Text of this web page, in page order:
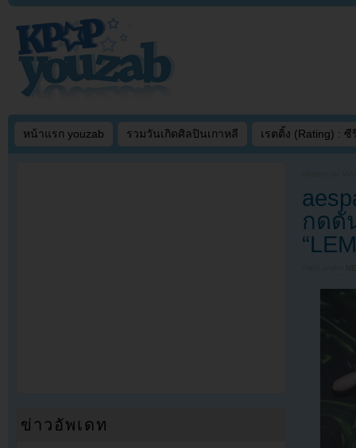
หน้าแรก youzab รวมวันเกิดศิลปินเกาหลี เรตติ้ง (Rating) : ซี
กดดั
ข่าวอัพเดท